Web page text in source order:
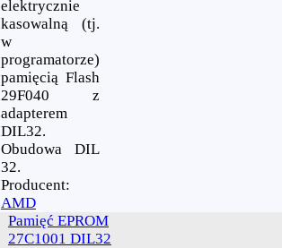
elektrycznie
kasowalną (tj.
w
programatorze)
pamięcią Flash
29F040 z
adapterem
DIL32.
Obudowa DIL
32.
Producent:
AMD
Pamięć EPROM
27C1001 DIL32